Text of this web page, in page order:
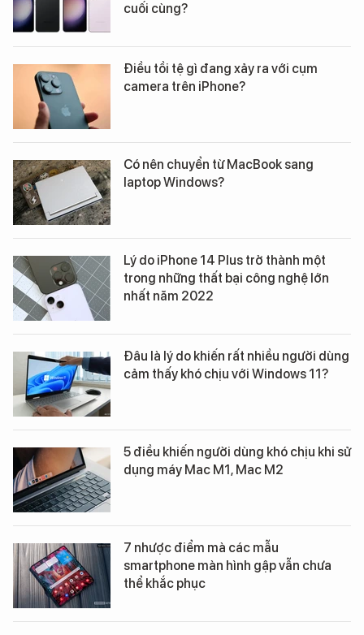
cuối cùng?
Điều tồi tệ gì đang xảy ra với cụm
camera trên iPhone?
Có nên chuyển từ MacBook sang
laptop Windows?
Lý do iPhone 14 Plus trở thành một
trong những thất bại công nghệ lớn
nhất năm 2022
Đâu là lý do khiến rất nhiều người dùng
cảm thấy khó chịu với Windows 11?
5 điều khiến người dùng khó chịu khi sử
dụng máy Mac M1, Mac M2
7 nhược điểm mà các mẫu
smartphone màn hình gập vẫn chưa
thể khắc phục